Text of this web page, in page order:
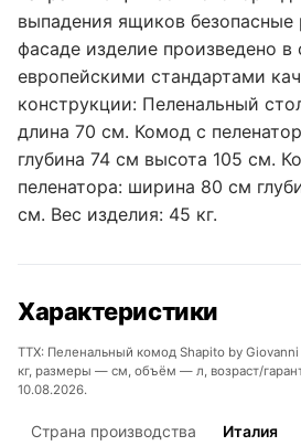
выпадения ящиков безопасные
фасаде изделие произведено в
европейскими стандартами
конструкции: Пеленальный
длина 70 см. Комод с
глубина 74 см высота 105 см.
пеленатора: ширина 80 см
см. Вес изделия: 45 кг.
Характеристики
ТТХ: Пеленальный комод Shapito by
кг, размеры — см, объём — л, возраст/
10.08.2026.
Страна производства Италия